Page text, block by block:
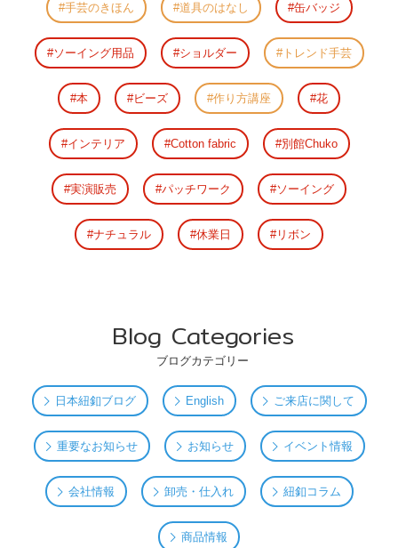
手芸のきほん 道具のはなし 缶バッジ
ソーイング用品 ショルダー トレンド手芸
本 ビーズ 作り方講座 花
インテリア Cotton fabric 別館Chuko
実演販売 パッチワーク ソーイング
ナチュラル 休業日 リボン
Blog Categories
ブログカテゴリー
日本紐釦ブログ English ご来店に関して
重要なお知らせ お知らせ イベント情報
会社情報 卸売・仕入れ 紐釦コラム
商品情報